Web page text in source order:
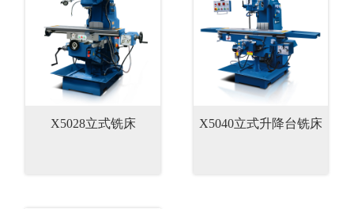
X5028立式铣床 X5040立式升降台铣床